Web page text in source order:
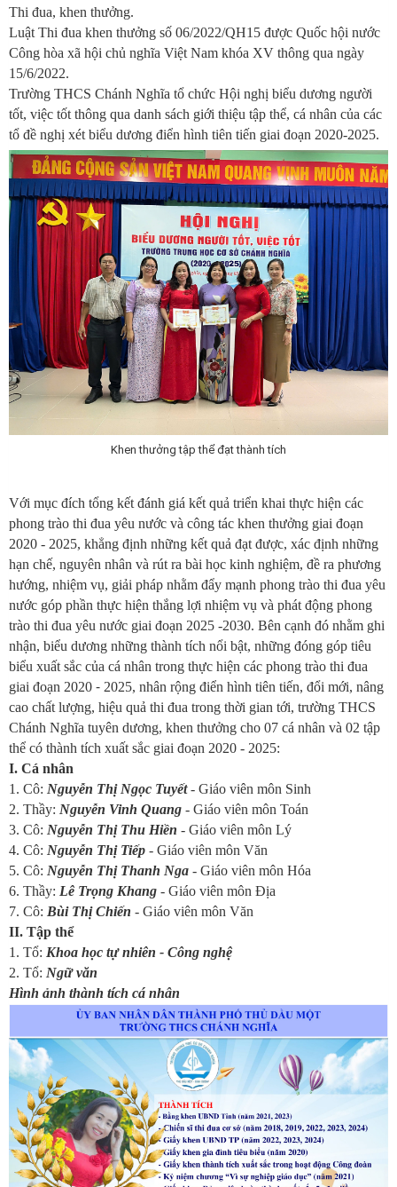
Thi đua, khen thưởng.
Luật Thi đua khen thưởng số 06/2022/QH15 được Quốc hội nước
Công hòa xã hội chủ nghĩa Việt Nam khóa XV thông qua ngày
15/6/2022.
Trường THCS Chánh Nghĩa tổ chức Hội nghị biểu dương người
tốt, việc tốt thông qua danh sách giới thiệu tập thể, cá nhân của các
tổ đề nghị xét biểu dương điển hình tiên tiến giai đoạn 2020-2025.
Khen thưởng tập thể đạt thành tích
Với mục đích tổng kết đánh giá kết quả triển khai thực hiện các
phong trào thi đua yêu nước và công tác khen thưởng giai đoạn
2020 - 2025, khẳng định những kết quả đạt được, xác định những
hạn chế, nguyên nhân và rút ra bài học kinh nghiệm, đề ra phương
hướng, nhiệm vụ, giải pháp nhằm đẩy mạnh phong trào thi đua yêu
nước góp phần thực hiện thắng lợi nhiệm vụ và phát động phong
trào thi đua yêu nước giai đoạn 2025 -2030. Bên cạnh đó nhằm ghi
nhận, biểu dương những thành tích nổi bật, những đóng góp tiêu
biểu xuất sắc của cá nhân trong thực hiện các phong trào thi đua
giai đoạn 2020 ⁃ 2025, nhân rộng điển hình tiên tiến, đổi mới, nâng
cao chất lượng, hiệu quả thi đua trong thời gian tới, trường THCS
Chánh Nghĩa tuyên dương, khen thưởng cho 07 cá nhân và 02 tập
thể có thành tích xuất sắc giai đoạn 2020 - 2025:
I. Cá nhân
1. Cô: Nguyễn Thị Ngọc Tuyết- Giáo viên môn Sinh
2. Thầy: Nguyễn Vinh Quang - Giáo viên môn Toán
3. Cô: Nguyễn Thị Thu Hiền - Giáo viên môn Lý
4. Cô: Nguyễn Thị Tiếp - Giáo viên môn Văn
5. Cô: Nguyễn Thị Thanh Nga - Giáo viên môn Hóa
6. Thầy: Lê Trọng Khang - Giáo viên môn Địa
7. Cô: Bùi Thị Chiến - Giáo viên môn Văn
II. Tập thể
1. Tổ: Khoa học tự nhiên - Công nghệ
2. Tổ: Ngữ văn
Hình ảnh thành tích cá nhân